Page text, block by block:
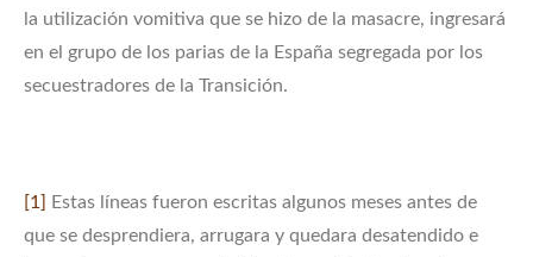
la utilización vomitiva que se hizo de la masacre, ingresará
en el grupo de los parias de la España segregada por los
secuestradores de la Transición.
[1]
Estas líneas fueron escritas algunos meses antes de
que se desprendiera, arrugara y quedara desatendido e